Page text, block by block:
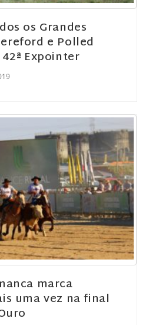
os Grandes
e Polled
Expointer
marca
uma vez na final